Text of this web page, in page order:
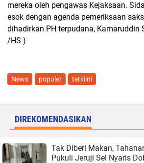
mereka oleh pengawas Kejaksaan.
esok dengan agenda pemeriksaan
dihadirkan PH terpudana, Kamaruddin
/HS )
News populer terkiini
DIREKOMENDASIKAN
Tak Diberi Makan,
Pukuli Jeruji Sel Nyaris